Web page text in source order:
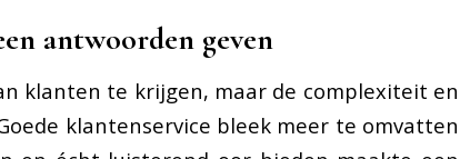
antwoorden geven
klanten te krijgen, maar de complexiteit en
klantenservice bleek meer te omvatten